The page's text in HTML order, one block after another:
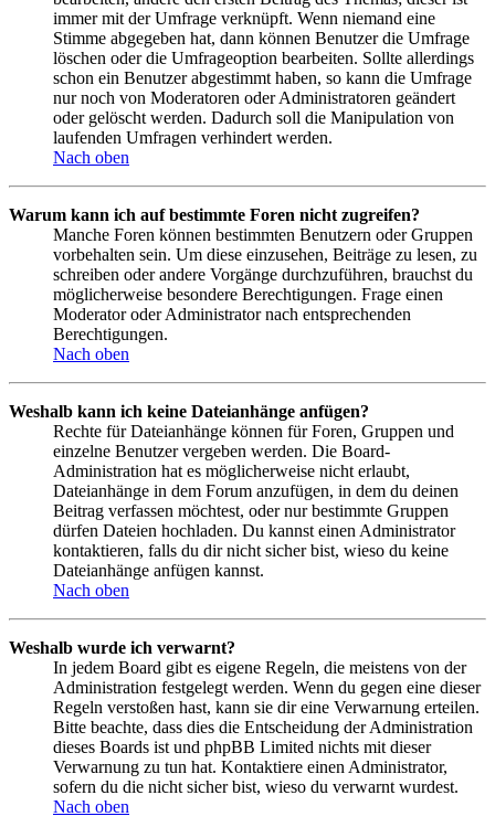
immer mit der Umfrage verknüpft. Wenn niemand eine
Stimme abgegeben hat, dann können Benutzer die Umfrage
löschen oder die Umfrageoption bearbeiten. Sollte allerdings
schon ein Benutzer abgestimmt haben, so kann die Umfrage
nur noch von Moderatoren oder Administratoren geändert
oder gelöscht werden. Dadurch soll die Manipulation von
laufenden Umfragen verhindert werden.
Nach oben
Warum kann ich auf bestimmte Foren nicht zugreifen?
Manche Foren können bestimmten Benutzern oder Gruppen
vorbehalten sein. Um diese einzusehen, Beiträge zu lesen, zu
schreiben oder andere Vorgänge durchzuführen, brauchst du
möglicherweise besondere Berechtigungen. Frage einen
Moderator oder Administrator nach entsprechenden
Berechtigungen.
Nach oben
Weshalb kann ich keine Dateianhänge anfügen?
Rechte für Dateianhänge können für Foren, Gruppen und
einzelne Benutzer vergeben werden. Die Board-
Administration hat es möglicherweise nicht erlaubt,
Dateianhänge in dem Forum anzufügen, in dem du deinen
Beitrag verfassen möchtest, oder nur bestimmte Gruppen
dürfen Dateien hochladen. Du kannst einen Administrator
kontaktieren, falls du dir nicht sicher bist, wieso du keine
Dateianhänge anfügen kannst.
Nach oben
Weshalb wurde ich verwarnt?
In jedem Board gibt es eigene Regeln, die meistens von der
Administration festgelegt werden. Wenn du gegen eine dieser
Regeln verstoßen hast, kann sie dir eine Verwarnung erteilen.
Bitte beachte, dass dies die Entscheidung der Administration
dieses Boards ist und phpBB Limited nichts mit dieser
Verwarnung zu tun hat. Kontaktiere einen Administrator,
sofern du die nicht sicher bist, wieso du verwarnt wurdest.
Nach oben